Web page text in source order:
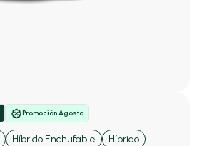
Promoción Agosto
Híbrido Enchufable Híbrido